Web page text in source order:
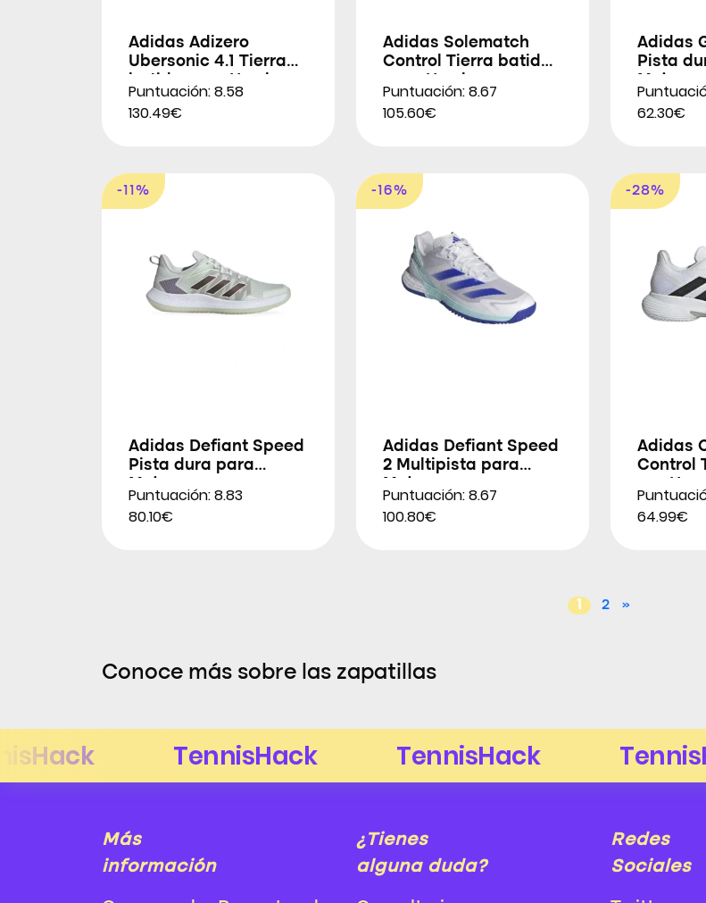
Adidas Adizero
Ubersonic 4.1 Tierra
Puntuación: 8.58
130.49€
Adidas Solematch
Control Tierra batida
Puntuación: 8.67
105.60€
Adidas
Pista
62.30€
-11%
Adidas Defiant Speed
Pista dura para
Puntuación: 8.83
80.10€
-16%
Adidas Defiant Speed
2 Multipista para
Puntuación: 8.67
100.80€
-28%
Adidas
Control
64.99€
1 2 »
Conoce más sobre las zapatillas
Más
información
¿Tienes
alguna duda?
Redes
Sociales